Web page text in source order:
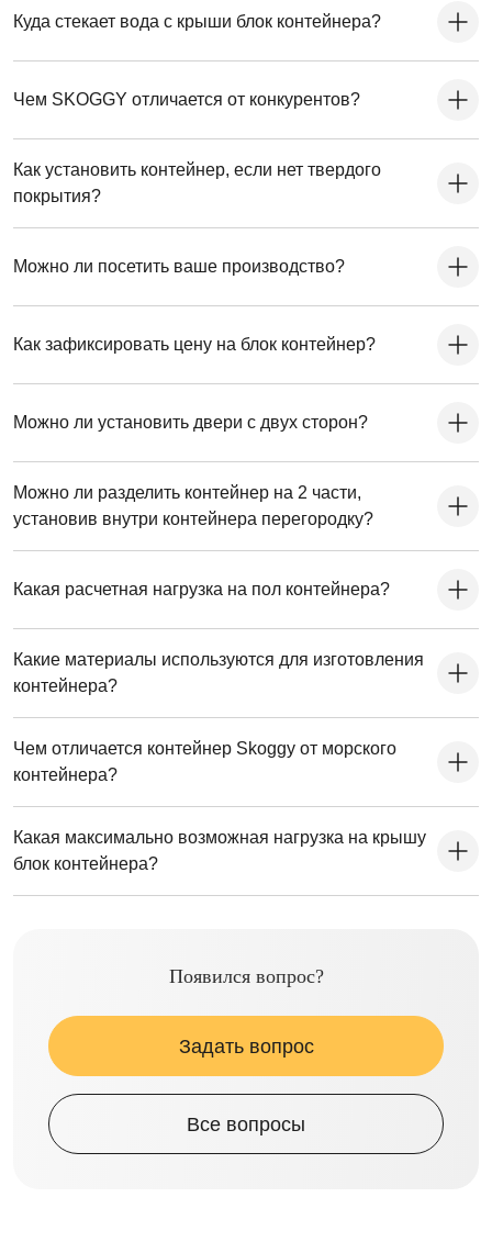
Куда стекает вода с крыши блок контейнера?
Чем SKOGGY отличается от конкурентов?
Как установить контейнер, если нет твердого
покрытия?
Можно ли посетить ваше производство?
Как зафиксировать цену на блок контейнер?
Можно ли установить двери с двух сторон?
Можно ли разделить контейнер на 2 части,
установив внутри контейнера перегородку?
Какая расчетная нагрузка на пол контейнера?
Какие материалы используются для изготовления
контейнера?
Чем отличается контейнер Skoggy от морского
контейнера?
Какая максимально возможная нагрузка на крышу
блок контейнера?
Появился вопрос?
Задать вопрос
Все вопросы